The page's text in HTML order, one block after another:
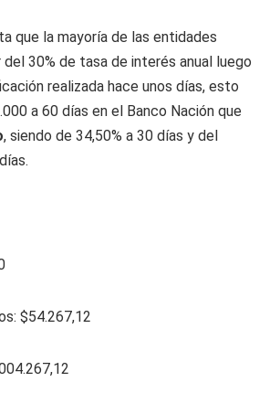
que la mayoría de las entidades
30% de tasa de interés anual luego
realizada hace unos días, esto
a 60 días en el Banco Nación que
, siendo de 34,50% a 30 días y del
$54.267,12